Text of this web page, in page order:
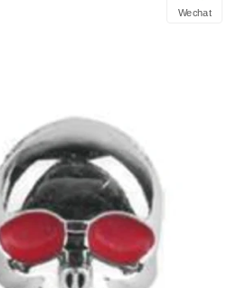
Wechat